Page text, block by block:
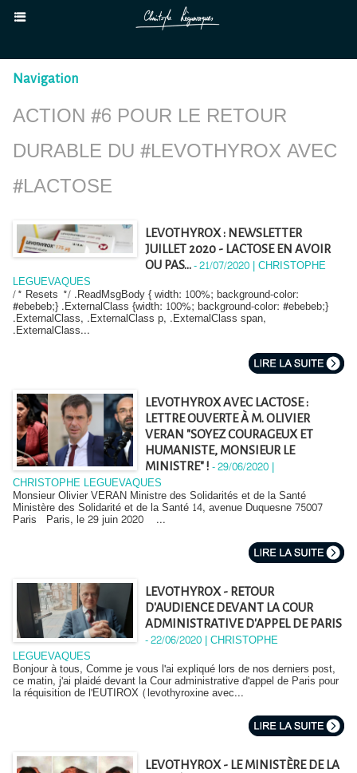
Navigation
ACTION #6 POUR LE RETOUR
DURABLE DU #LEVOTHYROX AVEC
#LACTOSE
LEVOTHYROX : NEWSLETTER
JUILLET 2020 - LACTOSE EN AVOIR
OU PAS...-21/07/2020 | CHRISTOPHE
LEGUEVAQUES
/* Resets */ .ReadMsgBody { width: 100%; background-color:
#ebebeb;} .ExternalClass {width: 100%; background-color: #ebebeb;}
.ExternalClass, .ExternalClass p, .ExternalClass span,
.ExternalClass...
LEVOTHYROX AVEC LACTOSE :
LETTRE OUVERTE À M. OLIVIER
VERAN "SOYEZ COURAGEUX ET
HUMANISTE, MONSIEUR LE
MINISTRE" ! -29/06/2020 |
CHRISTOPHE LEGUEVAQUES
Monsieur Olivier VERAN Ministre des Solidarités et de la Santé
Ministère des Solidarité et de la Santé 14, avenue Duquesne 75007
Paris Paris, le 29 juin 2020 ...
LEVOTHYROX - RETOUR
D'AUDIENCE DEVANT LA COUR
ADMINISTRATIVE D'APPEL DE PARIS
-22/06/2020 | CHRISTOPHE
LEGUEVAQUES
Bonjour à tous, Comme je vous l'ai expliqué lors de nos derniers post,
ce matin, j'ai plaidé devant la Cour administrative d'appel de Paris pour
la réquisition de l'EUTIROX (levothyroxine avec...
LEVOTHYROX - LE MINISTÈRE DE LA